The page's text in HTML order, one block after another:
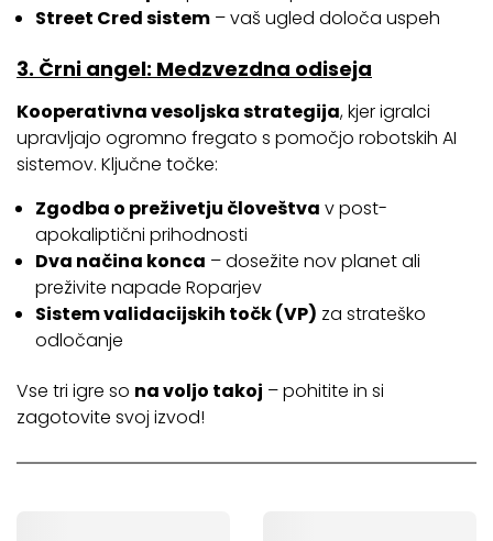
Street Cred sistem – vaš ugled določa uspeh
3. Črni angel: Medzvezdna odiseja
Kooperativna vesoljska strategija, kjer igralci
upravljajo ogromno fregato s pomočjo robotskih AI
sistemov. Ključne točke:
Zgodba o preživetju človeštva v post-
apokaliptični prihodnosti
Dva načina konca – dosežite nov planet ali
preživite napade Roparjev
Sistem validacijskih točk (VP) za strateško
odločanje
Vse tri igre so na voljo takoj – pohitite in si
zagotovite svoj izvod!